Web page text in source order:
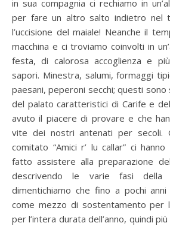
in sua compagnia ci rechiamo in
per fare un altro salto indietro nel
l’uccisione del maiale! Neanche il
macchina e ci troviamo coinvolti in
festa, di calorosa accoglienza e
sapori. Minestra, salumi, formaggi
paesani, peperoni secchi; questi sono
del palato caratteristici di Carife e
avuto il piacere di provare e che
vite dei nostri antenati per secoli.
comitato “Amici r’ lu callar” ci
fatto assistere alla preparazione
descrivendo le varie fasi della
dimentichiamo che fino a pochi
come mezzo di sostentamento per
per l’intera durata dell’anno, quindi